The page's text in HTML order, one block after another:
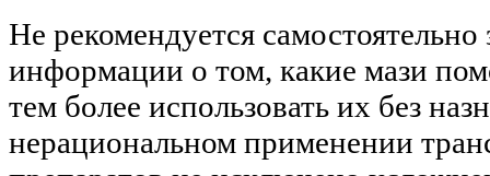
Не рекомендуется
информации о том, какие мази
тем более использовать их без
нерациональном применении